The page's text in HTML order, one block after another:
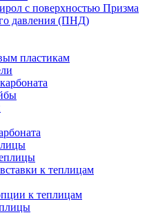
с поверхностью Призма
давления (ПНД)
пластикам
к теплицам
к теплицам